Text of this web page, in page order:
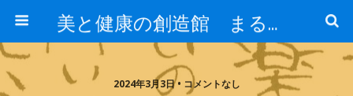
美と健康の創造館 まるとみ薬品 ぐんまの薬屋 芳さんのブログ
2024年3月3日 • コメントなし